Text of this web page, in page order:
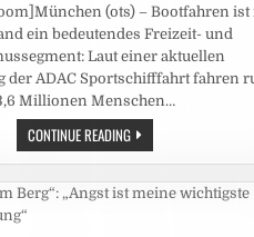
(ots) – Bootfahren ist
ein bedeutendes Freizeit- und
Laut einer aktuellen
der ADAC Sportschifffahrt fahren
Millionen Menschen…
CONTINUE READINGRUND
3,6
MILLIONEN
MENSCHEN
IN